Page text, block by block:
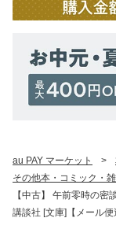
au PAY マーケット >
その他本・コミック・
【中古】 午前零時の
講談社 [文庫]【メール便